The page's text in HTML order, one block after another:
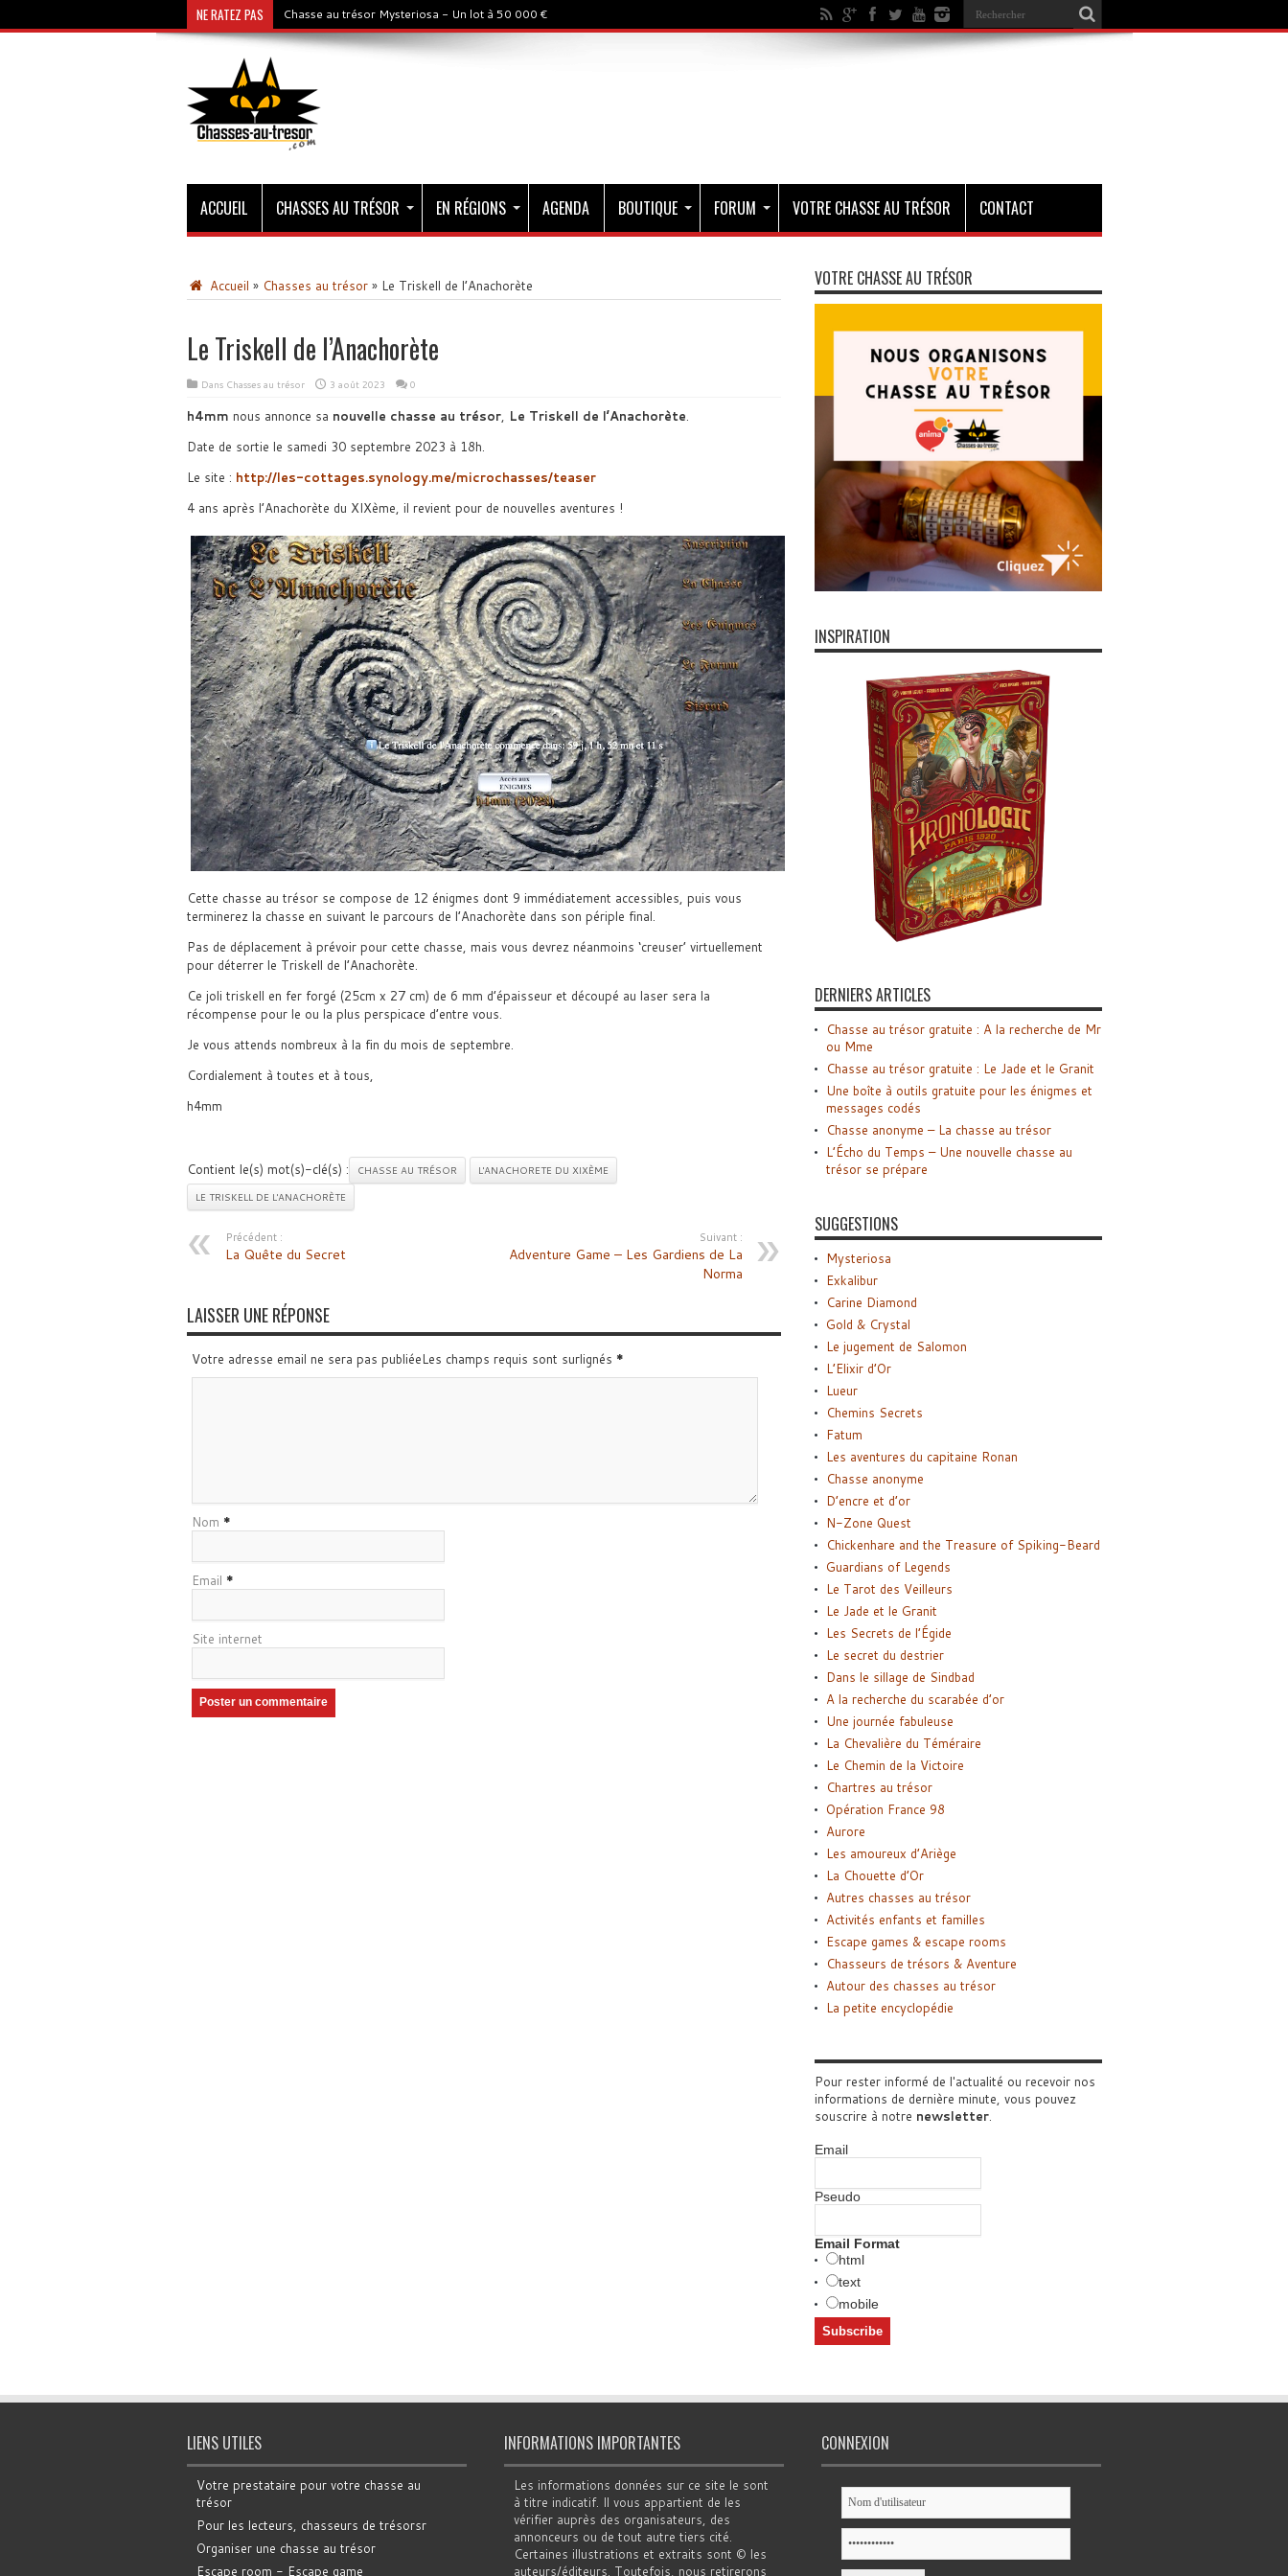
NE RATEZ PAS Chasse au trésor Mysteriosa - Un lot à 50 000 €
ACCUEIL CHASSES AU TRÉSOR EN RÉGIONS AGENDA BOUTIQUE FORUM VOTRE CHASSE AU TRÉSOR CONTACT
Accueil » Chasses au trésor » Le Triskell de l’Anachorète
Le Triskell de l’Anachorète
Dans Chasses au trésor 3 août 2023 0
h4mm nous annonce sa nouvelle chasse au trésor, Le Triskell de l’Anachorète.
Date de sortie le samedi 30 septembre 2023 à 18h.
Le site : http://les-cottages.synology.me/microchasses/teaser
4 ans après l’Anachorète du XIXème, il revient pour de nouvelles aventures !
Cette chasse au trésor se compose de 12 énigmes dont 9 immédiatement accessibles, puis vous
terminerez la chasse en suivant le parcours de l’Anachorète dans son périple final.
Pas de déplacement à prévoir pour cette chasse, mais vous devrez néanmoins ‘creuser’ virtuellement
pour déterrer le Triskell de l’Anachorète.
Ce joli triskell en fer forgé (25cm x 27 cm) de 6 mm d’épaisseur et découpé au laser sera la
récompense pour le ou la plus perspicace d’entre vous.
Je vous attends nombreux à la fin du mois de septembre.
Cordialement à toutes et à tous,
h4mm
Contient le(s) mot(s)-clé(s) : CHASSE AU TRÉSOR
L'ANACHORETE DU XIXÈME
LE TRISKELL DE L'ANACHORÈTE
Précédent :
La Quête du Secret
Suivant :
Adventure Game – Les Gardiens de La
Norma
LAISSER UNE RÉPONSE
Votre adresse email ne sera pas publiéeLes champs requis sont surlignés *
Nom *
Email *
Site internet
VOTRE CHASSE AU TRÉSOR
INSPIRATION
DERNIERS ARTICLES
Chasse au trésor gratuite : A la recherche de Mr
ou Mme
Chasse au trésor gratuite : Le Jade et le Granit
Une boîte à outils gratuite pour les énigmes et
messages codés
Chasse anonyme – La chasse au trésor
L’Écho du Temps – Une nouvelle chasse au
trésor se prépare
SUGGESTIONS
Mysteriosa
Exkalibur
Carine Diamond
Gold & Crystal
Le jugement de Salomon
L’Elixir d’Or
Lueur
Chemins Secrets
Fatum
Les aventures du capitaine Ronan
Chasse anonyme
D’encre et d’or
N-Zone Quest
Chickenhare and the Treasure of Spiking-Beard
Guardians of Legends
Le Tarot des Veilleurs
Le Jade et le Granit
Les Secrets de l’Égide
Le secret du destrier
Dans le sillage de Sindbad
A la recherche du scarabée d’or
Une journée fabuleuse
La Chevalière du Téméraire
Le Chemin de la Victoire
Chartres au trésor
Opération France 98
Aurore
Les amoureux d’Ariège
La Chouette d’Or
Autres chasses au trésor
Activités enfants et familles
Escape games & escape rooms
Chasseurs de trésors & Aventure
Autour des chasses au trésor
La petite encyclopédie
Pour rester informé de l'actualité ou recevoir nos
informations de dernière minute, vous pouvez
souscrire à notre newsletter.
Email
Pseudo
Email Format
html
text
mobile
LIENS UTILES
Votre prestataire pour votre chasse au
trésor
Pour les lecteurs, chasseurs de trésorsr
Organiser une chasse au trésor
Escape room - Escape game
INFORMATIONS IMPORTANTES
Les informations données sur ce site le sont
à titre indicatif. Il vous appartient de les
vérifier auprès des organisateurs, des
annonceurs ou de tout autre tiers cité.
Certaines illustrations et extraits sont © les
auteurs/éditeurs. Toutefois, nous retirerons
CONNEXION